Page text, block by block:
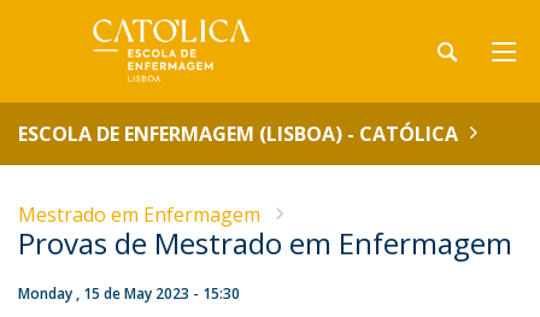
ESCOLA DE ENFERMAGEM (LISBOA) - CATÓLICA
Mestrado em Enfermagem
Provas de Mestrado em Enfermagem
Monday , 15 de May 2023 - 15:30